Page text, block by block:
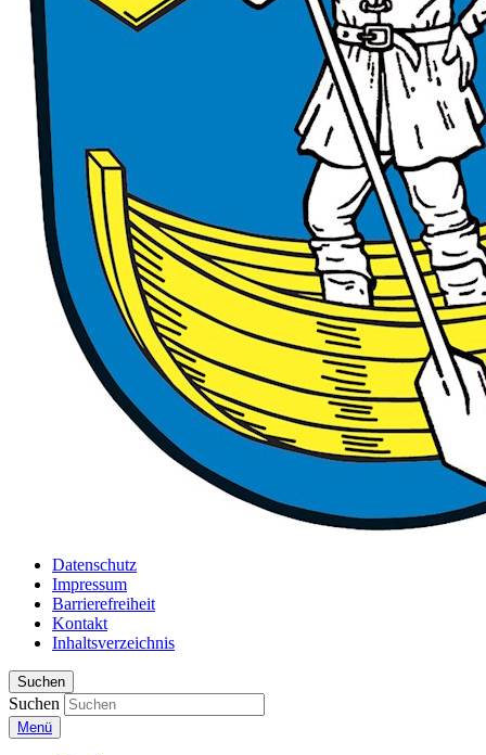
Datenschutz
Impressum
Barrierefreiheit
Kontakt
Inhaltsverzeichnis
Suchen
Suchen
Menü